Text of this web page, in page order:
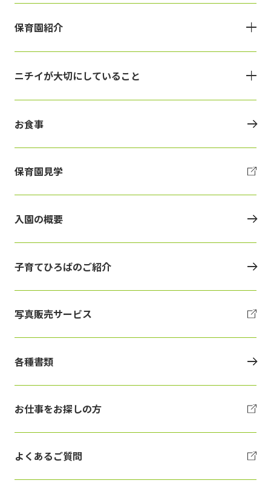
保育園紹介
ニチイが大切にしていること
お食事
保育園見学
入園の概要
子育てひろばのご紹介
写真販売サービス
各種書類
お仕事をお探しの方
よくあるご質問